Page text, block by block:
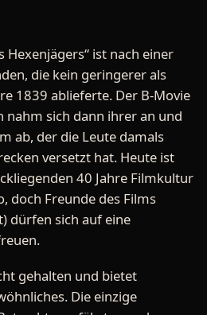
Hexenjägers“ ist nach einer
die kein geringerer als
1839 ablieferte. Der B-Movie
nahm sich dann ihrer an und
ab, der die Leute damals
versetzt hat. Heute ist
40 Jahre Filmkultur
doch Freunde des Films
dürfen sich auf eine
gehalten und bietet
Die einzige